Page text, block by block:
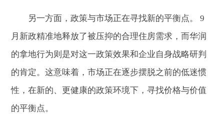
另一方面，政策与市场正在寻找新的平衡点。 9
月新政精准地释放了被压抑的合理住房需求，而华润
的拿地行为则是对这一政策效果和企业自身战略研判
的肯定。这意味着，市场正在逐步摆脱之前的低迷惯
性，在新的、更健康的政策环境下，寻找价格与价值
的平衡点。